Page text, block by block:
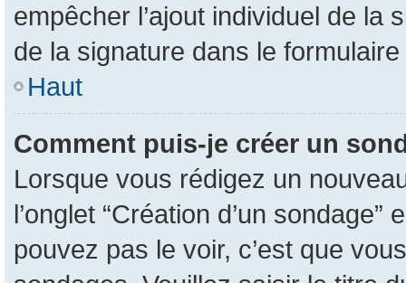
empêcher l’ajout individuel de la
de la signature dans le
Haut
Comment puis-je créer un
Lorsque vous rédigez un
l’onglet “Création d’un
pouvez pas le voir, c’est que